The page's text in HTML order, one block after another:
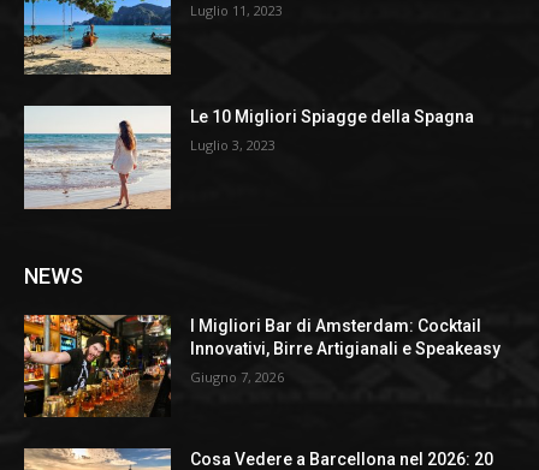
Luglio 11, 2023
Le 10 Migliori Spiagge della Spagna
Luglio 3, 2023
NEWS
I Migliori Bar di Amsterdam: Cocktail
Innovativi, Birre Artigianali e Speakeasy
Giugno 7, 2026
Cosa Vedere a Barcellona nel 2026: 20